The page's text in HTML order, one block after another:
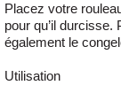
Placez votre
pour qu’il durcisse.
également le
Utilisation